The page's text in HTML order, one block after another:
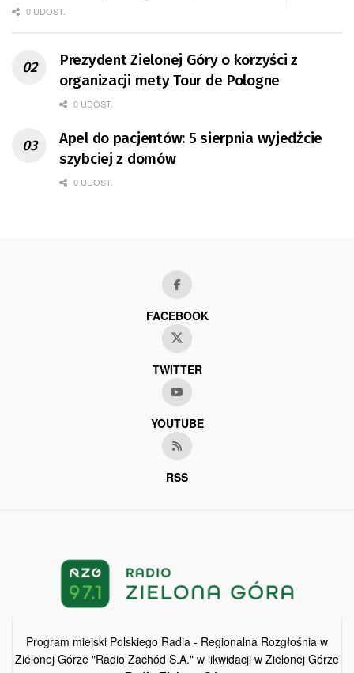
0 UDOST.
Prezydent Zielonej Góry o korzyści z
organizacji mety Tour de Pologne
0 UDOST.
Apel do pacjentów: 5 sierpnia wyjedźcie
szybciej z domów
0 UDOST.
FACEBOOK
TWITTER
YOUTUBE
RSS
Program miejski Polskiego Radia - Regionalna Rozgłośnia w
Zielonej Górze "Radio Zachód S.A." w likwidacji w Zielonej Górze